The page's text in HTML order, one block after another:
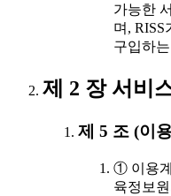
가능한
며,
구입하
제 2 장 서비
제 5 조 (이
① 이용
육정보